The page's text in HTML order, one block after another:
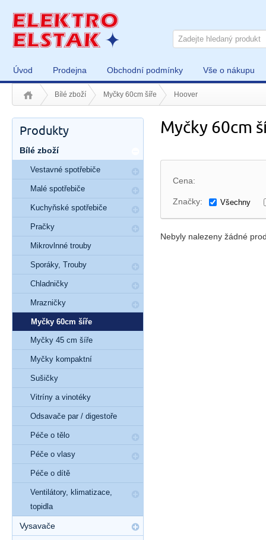
Úvod Prodejna Obchodní podmínky Vše o nákupu
Bílé zboží Myčky 60cm šíře Hoover
Myčky 60cm
Cena:
Značky: Všechny
Nebyly nalezeny žádné
Produkty
Bílé zboží
Vestavné spotřebiče
Malé spotřebiče
Kuchyňské spotřebiče
Pračky
Mikrovlnné trouby
Sporáky, Trouby
Chladničky
Mrazničky
Myčky 60cm šíře
Myčky 45 cm šíře
Myčky kompaktní
Sušičky
Vitríny a vinotéky
Odsavače par / digestoře
Péče o tělo
Péče o vlasy
Péče o dítě
Ventilátory, klimatizace,
topidla
Vysavače